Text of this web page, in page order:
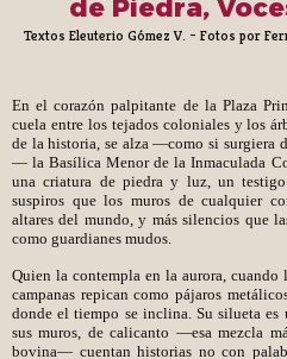
de Piedra,
Textos Eleuterio Gómez V. – Fotos por
En el corazón palpitante de la Plaza
cuela entre los tejados coloniales y los
de la historia, se alza —como si surgiera
— la Basílica Menor de la Inmaculada
una criatura de piedra y luz, un
suspiros que los muros de cualquier
altares del mundo, y más silencios que
como guardianes mudos.
Quien la contempla en la aurora, cuando
campanas repican como pájaros
donde el tiempo se inclina. Su silueta
sus muros, de calicanto —esa mezcla
bovina— cuentan historias no con